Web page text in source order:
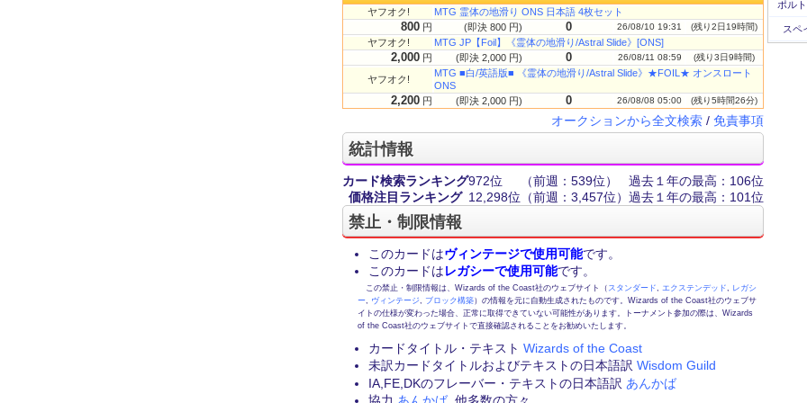
ポル
スペ
ヤフオク!
MTG 霊体の地滑り ONS 日本語 4枚セット
800 円 (即決 800 円) 0 26/08/10 19:31 (残り2日19時間)
ヤフオク! MTG JP【Foil】《霊体の地滑り/Astral Slide》[ONS]
2,000 円 (即決 2,000 円) 0 26/08/11 08:59 (残り3日9時間)
ヤフオク!
MTG ■白/英語版■ 《霊体の地滑り/Astral Slide》★FOIL★ オンスロート
ONS
2,200 円 (即決 2,000 円) 0 26/08/08 05:00 (残り5時間26分)
オークションから全文検索 / 免責事項
統計情報
カード検索ランキング972位 （前週：539位）
過去１年の最高：106位
価格注目ランキング 12,298位 （前週：3,457位） 過去１年の最高：101位
禁止・制限情報
このカードはヴィンテージで使用可能です。
このカードはレガシーで使用可能です。
この禁止・制限情報は、Wizards of the Coast社のウェブサイト（ スタンダード エクステンデッド
レガシ
ー
ヴィンテージ ブロック構築）の情報を元に自動生成されたものです。Wizards of the Coast社のウェブサ
イトの仕様が変わった場合、正常に取得できていない可能性があります。トーナメント参加の際は、Wizards
of the Coast社のウェブサイトで直接確認されることをお勧めいたします。
カードタイトル・テキスト Wizards of the Coast
未訳カードタイトルおよびテキストの日本語訳 Wisdom Guild
IA,FE,DKのフレーバー・テキストの日本語訳 あんかば